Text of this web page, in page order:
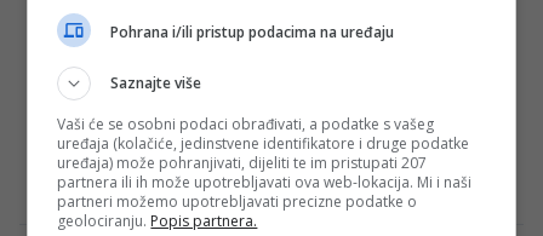
Fudbalska reprezentacija Bosne i
nastavlja borbu za plasman na Svjetsko
prvenstvo, a u kvalifikacije ulazi s
maksimalnim…
Redakcija Sop·13/08/2025
Pohrana i/ili pristup podacima na uređaju
Saznajte više
Vaši će se osobni podaci obrađivati, a podatke s vašeg
uređaja (kolačiće, jedinstvene identifikatore i druge podatke
uređaja) može pohranjivati, dijeliti te im pristupati 207
partnera ili ih može upotrebljavati ova web-lokacija. Mi i naši
partneri možemo upotrebljavati precizne podatke o
geolociranju. Popis partnera.